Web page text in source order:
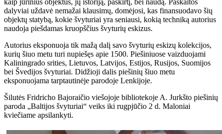
kaip jūrinius objektus, jų istoriją, paskirtį, bei naudą. Paskaitos
dalyviai uždavė nemažai klausimų, domėjosi, kas finansuodavo šių
objektų statybą, kokie švyturiai yra seniausi, kokią techniką autorius
naudoja piešdamas kruopščius švyturių eskizus.
Autorius eksponuoja tik mažą dalį savo švyturių eskizų kolekcijos,
kurių šiuo metu turi nupiešęs apie 1500. Piešiniuose vaizduojami
Kaliningrado srities, Lietuvos, Latvijos, Estijos, Rusijos, Suomijos
bei Švedijos švyturiai. Didžioji dalis piešinių šiuo metu
eksponuojama tarptautinėje parodoje Lenkijoje.
Šilutės Fridricho Bajoraičio viešojoje bibliotekoje A. Jurkšto piešinių
paroda „Baltijos švyturiai“ veiks iki rugpjūčio 2 d. Maloniai
kviečiame apsilankyti.